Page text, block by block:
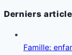
Derniers
Famille: